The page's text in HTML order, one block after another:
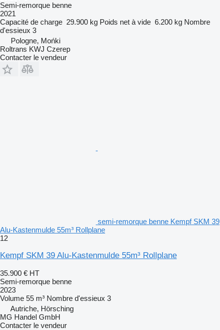
Semi-remorque benne
2021
Capacité de charge 29.900 kg Poids net à vide 6.200 kg Nombre
d'essieux 3
Pologne, Mońki
Roltrans KWJ Czerep
Contacter le vendeur
semi-remorque benne Kempf SKM 39
Alu-Kastenmulde 55m³ Rollplane
12
Kempf SKM 39 Alu-Kastenmulde 55m³ Rollplane
35.900 € HT
Semi-remorque benne
2023
Volume 55 m³ Nombre d'essieux 3
Autriche, Hörsching
MG Handel GmbH
Contacter le vendeur